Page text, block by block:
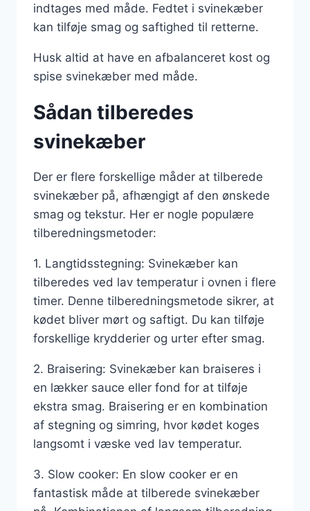
indtages med måde. Fedtet i svinekæber
kan tilføje smag og saftighed til retterne.
Husk altid at have en afbalanceret kost og
spise svinekæber med måde.
Sådan tilberedes
svinekæber
Der er flere forskellige måder at tilberede
svinekæber på, afhængigt af den ønskede
smag og tekstur. Her er nogle populære
tilberedningsmetoder:
1. Langtidsstegning: Svinekæber kan
tilberedes ved lav temperatur i ovnen i flere
timer. Denne tilberedningsmetode sikrer, at
kødet bliver mørt og saftigt. Du kan tilføje
forskellige krydderier og urter efter smag.
2. Braisering: Svinekæber kan braiseres i
en lækker sauce eller fond for at tilføje
ekstra smag. Braisering er en kombination
af stegning og simring, hvor kødet koges
langsomt i væske ved lav temperatur.
3. Slow cooker: En slow cooker er en
fantastisk måde at tilberede svinekæber